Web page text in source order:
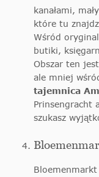
kanałami,
które tu
Wśród
butiki,
Obszar ten
ale mniej
tajemnica
Prinsengracht
szukasz